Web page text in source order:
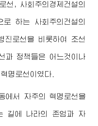
선, 사회주의경제건설의
하는 사회주의건설의
진로선을 비롯하여 조선
과 정책들은 어느것이나
명로선이였다.
에서 자주의 혁명로선을
길에 나라의 존엄과 자